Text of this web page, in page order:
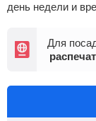
день недели и
Для